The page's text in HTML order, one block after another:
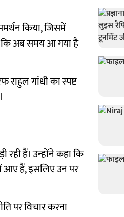
किया, जिसमें
कि अब समय आ गया है
राहुल गांधी का स्पष्ट
हैं। उन्होंने कहा कि
आए हैं, इसलिए उन पर
पर विचार करना